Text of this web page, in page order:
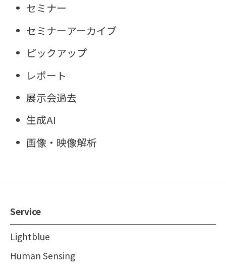
セミナー
セミナーアーカイブ
ピックアップ
レポート
展示会過去
生成AI
画像・映像解析
Service
Lightblue
Human Sensing